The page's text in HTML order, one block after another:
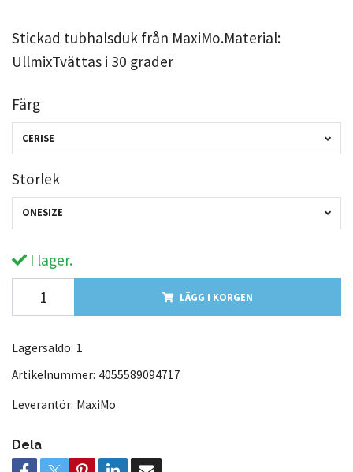
Stickad tubhalsduk från MaxiMo.Material:
UllmixTvättas i 30 grader
Färg
CERISE
Storlek
ONESIZE
I lager.
LÄGG I KORGEN
Lagersaldo: 1
Artikelnummer: 4055589094717
Leverantör: MaxiMo
Dela